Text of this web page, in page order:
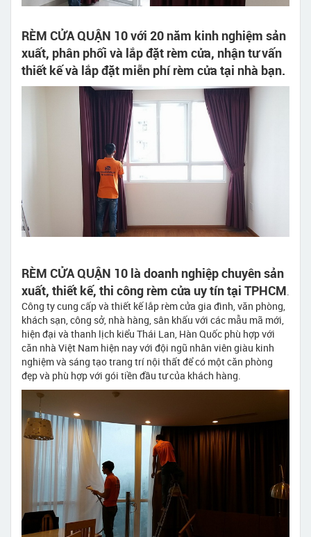
RÈM CỬA QUẬN 10 với 20 năm kinh nghiệm sản
xuất, phân phối và lắp đặt rèm cửa, nhận tư vấn
thiết kế và lắp đặt miễn phí rèm cửa tại nhà bạn.
RÈM CỬA QUẬN 10 là doanh nghiệp chuyên sản
xuất, thiết kế, thi công rèm cửa uy tín tại TPHCM.
Công ty cung cấp và thiết kế lắp rèm cửa gia đình, văn phòng,
khách sạn, công sở, nhà hàng, sân khấu với các mẫu mã mới,
hiện đại và thanh lịch kiểu Thái Lan, Hàn Quốc phù hợp với
căn nhà Việt Nam hiện nay với đội ngũ nhân viên giàu kinh
nghiệm và sáng tạo trang trí nội thất để có một căn phòng
đẹp và phù hợp với gói tiền đầu tư của khách hàng.